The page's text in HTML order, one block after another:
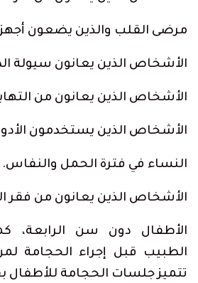
مرضى القلب والذين يضعون
الأشخاص الذين يعانون سيولة
الأشخاص الذين يعانون من
الأشخاص الذين يستخدمون
النساء في فترة الحمل والنفاس.
الأشخاص الذين يعانون من فقر
الأطفال دون سن الرابعة،
الطبيب قبل إجراء الحجامة
تتميز جلسات الحجامة للأطفال